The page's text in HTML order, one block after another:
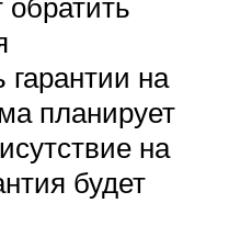
гарантии на
планирует
на
будет